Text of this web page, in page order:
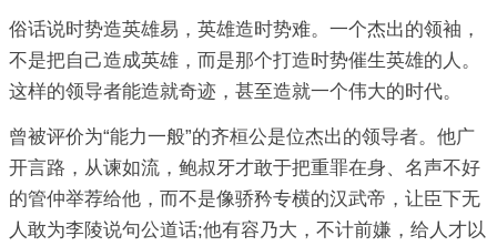
俗话说时势造英雄易，英雄造时势难。一个杰出的领袖，
不是把自己造成英雄，而是那个打造时势催生英雄的人。
这样的领导者能造就奇迹，甚至造就一个伟大的时代。
曾被评价为“能力一般”的齐桓公是位杰出的领导者。他广
开言路，从谏如流，鲍叔牙才敢于把重罪在身、名声不好
的管仲举荐给他，而不是像骄矜专横的汉武帝，让臣下无
人敢为李陵说句公道话;他有容乃大，不计前嫌，给人才以